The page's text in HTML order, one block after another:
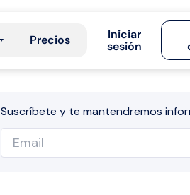
Precios
Iniciar
sesión
Suscríbete y te mantendremos